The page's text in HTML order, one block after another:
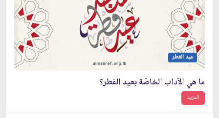
عيد الفطر
ما هي الآداب الخاصّة بعيد الفطر؟
المزيد